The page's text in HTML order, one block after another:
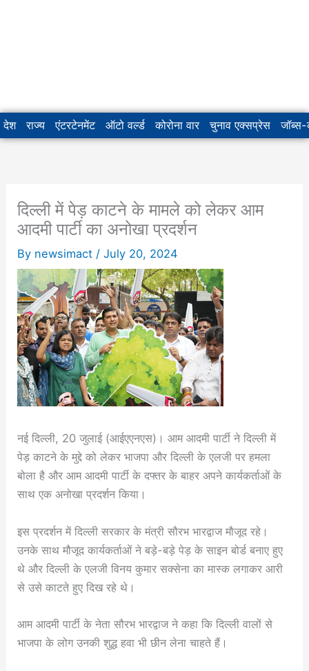
देश राज्य एंटरटेनमेंट ऑटो वर्ल्ड कोरोना वार चुनाव एक्सप्रेस जॉब्स-
दिल्ली में पेड़ काटने के मामले को लेकर आम
आदमी पार्टी का अनोखा प्रदर्शन
By newsimact /July 20, 2024
नई दिल्ली, 20 जुलाई (आईएएनएस)। आम आदमी पार्टी ने दिल्ली में
पेड़ काटने के मुद्दे को लेकर भाजपा और दिल्ली के एलजी पर हमला
बोला है और आम आदमी पार्टी के दफ्तर के बाहर अपने कार्यकर्ताओं के
साथ एक अनोखा प्रदर्शन किया।
इस प्रदर्शन में दिल्ली सरकार के मंत्री सौरभ भारद्वाज मौजूद रहे।
उनके साथ मौजूद कार्यकर्ताओं ने बड़े-बड़े पेड़ के साइन बोर्ड बनाए हुए
थे और दिल्ली के एलजी विनय कुमार सक्सेना का मास्क लगाकर आरी
से उसे काटते हुए दिख रहे थे।
आम आदमी पार्टी के नेता सौरभ भारद्वाज ने कहा कि दिल्ली वालों से
भाजपा के लोग उनकी शुद्ध हवा भी छीन लेना चाहते हैं।